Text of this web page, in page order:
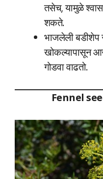
तसेच, यामुळे
शकते.
भाजलेली बडीशेप
खोकल्यापासून
गोडवा वाढतो.
Fennel